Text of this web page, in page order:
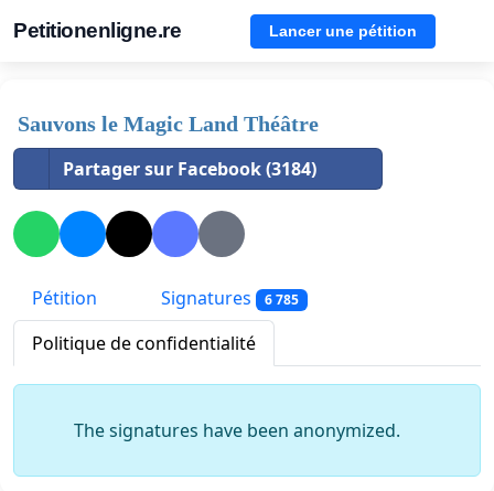
Petitionenligne.re Lancer une pétition
Sauvons le Magic Land Théâtre
Partager sur Facebook (3184)
Pétition Signatures 6 785
Politique de confidentialité
The signatures have been anonymized.